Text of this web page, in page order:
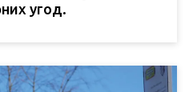
угод.